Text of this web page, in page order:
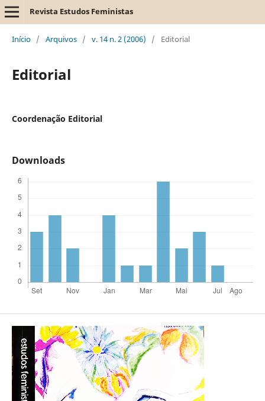
Revista Estudos Feministas
Início / Arquivos / v. 14 n. 2 (2006) / Editorial
Editorial
Coordenação Editorial
Downloads